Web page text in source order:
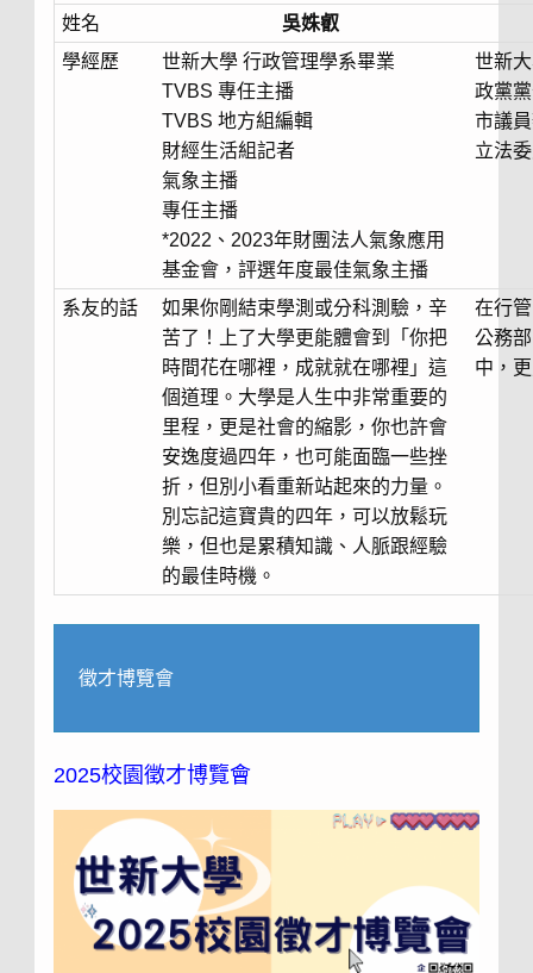
姓名
吳姝叡
學經歷
世新大學 行政管理學系畢業
TVBS 專任主播
TVBS 地方組編輯
財經生活組記者
氣象主播
專任主播
*2022、2023年財團法人氣象應用
基金會，評選年度最佳氣象主播
世新
政黨
市議
立法
系友的話
如果你剛結束學測或分科測驗，辛
苦了！上了大學更能體會到「你把
時間花在哪裡，成就就在哪裡」這
個道理。大學是人生中非常重要的
里程，更是社會的縮影，你也許會
安逸度過四年，也可能面臨一些挫
折，但別小看重新站起來的力量。
別忘記這寶貴的四年，可以放鬆玩
樂，但也是累積知識、人脈跟經驗
的最佳時機。
在行
公務
中，
徵才博覽會
2025校園徵才博覽會